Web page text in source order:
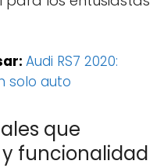
Audi RS7 2020:
solo auto
que
funcionalidad